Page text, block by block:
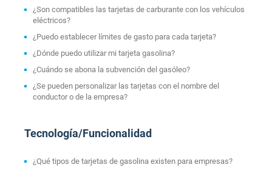
¿Son compatibles las tarjetas de carburante con los vehículos
eléctricos?
¿Puedo establecer límites de gasto para cada tarjeta?
¿Dónde puedo utilizar mi tarjeta gasolina?
¿Cuándo se abona la subvención del gasóleo?
¿Se pueden personalizar las tarjetas con el nombre del
conductor o de la empresa?
Tecnología/Funcionalidad
¿Qué tipos de tarjetas de gasolina existen para empresas?